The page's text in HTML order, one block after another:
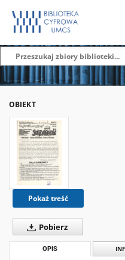
OBIEKT
Pokaż treść
Pobierz
OPIS